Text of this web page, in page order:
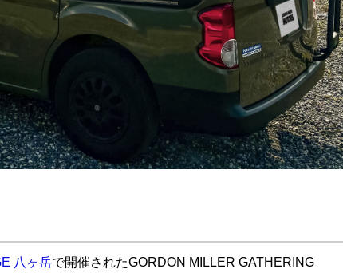
八ヶ岳で開催されたGORDON MILLER GATHERING